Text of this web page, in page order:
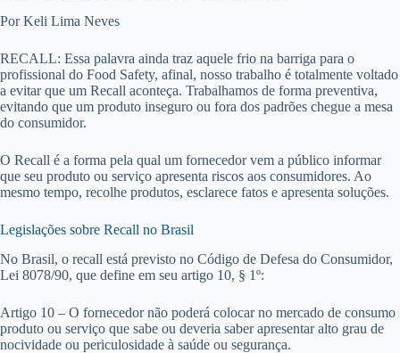
Por Keli Lima Neves
RECALL: Essa palavra ainda traz aquele frio na barriga para o
profissional do Food Safety, afinal, nosso trabalho é totalmente voltado
a evitar que um Recall aconteça. Trabalhamos de forma preventiva,
evitando que um produto inseguro ou fora dos padrões chegue a mesa
do consumidor.
O Recall é a forma pela qual um fornecedor vem a público informar
que seu produto ou serviço apresenta riscos aos consumidores. Ao
mesmo tempo, recolhe produtos, esclarece fatos e apresenta soluções.
Legislações sobre Recall no Brasil
No Brasil, o recall está previsto no Código de Defesa do Consumidor,
Lei 8078/90, que define em seu artigo 10, § 1º:
Artigo 10 – O fornecedor não poderá colocar no mercado de consumo
produto ou serviço que sabe ou deveria saber apresentar alto grau de
nocividade ou periculosidade à saúde ou segurança.